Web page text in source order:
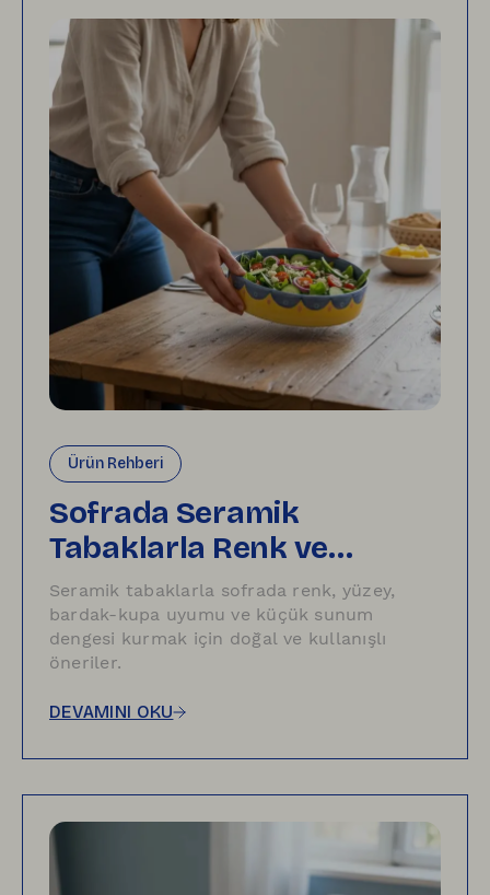
Ürün Rehberi
Sofrada Seramik
Tabaklarla Renk ve
Sunum Uyumu Nasıl
Kurulur?
Seramik tabaklarla sofrada renk, yüzey,
bardak-kupa uyumu ve küçük sunum
dengesi kurmak için doğal ve kullanışlı
öneriler.
DEVAMINI OKU